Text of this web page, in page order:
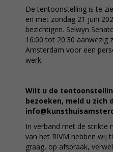
De tentoonstelling is te
en met zondag 21 juni
bezichtigen. Selwyn
16:00 tot 20:30 aanwezig
Amsterdam voor een
werk.
Wilt u de
bezoeken, meld u zich
In verband met de strikte
van het RIVM hebben wij
graag, op afspraak,